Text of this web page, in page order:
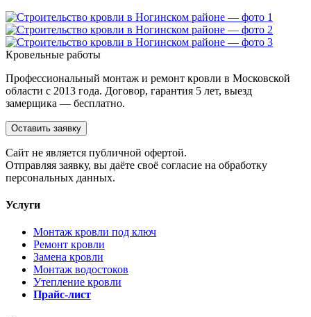
Кровельные работы
Профессиональный монтаж и ремонт кровли в Московской
области с 2013 года. Договор, гарантия 5 лет, выезд
замерщика — бесплатно.
Оставить заявку
Cайт не является публичной офертой.
Отправляя заявку, вы даёте своё согласие на обработку
персональных данных.
Услуги
Монтаж кровли под ключ
Ремонт кровли
Замена кровли
Монтаж водостоков
Утепление кровли
Прайс-лист